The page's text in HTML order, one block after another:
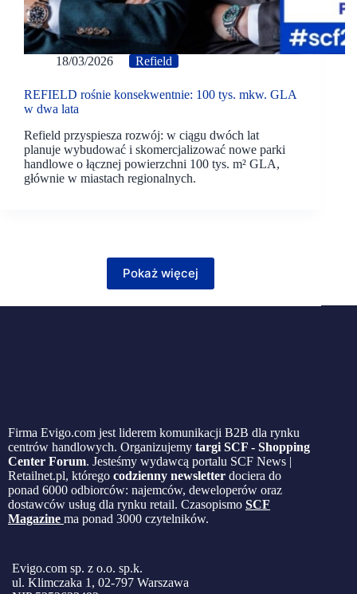
18/03/2026 Refield
REFIELD rośnie konsekwentnie: 100 tys. mkw. GLA
w dwa lata
Refield przyspiesza rozwój: w ciągu dwóch lat
planuje wybudować i skomercjalizować nowe parki
handlowe o łącznej powierzchni 100 tys. m² GLA,
głównie w miastach regionalnych.
Pokaż więcej
Firma Evigo.com jest liderem komunikacji B2B dla rynku
centrów handlowych. Organizujemy targi SCF - Shopping
Center Forum. Jesteśmy wydawcą portalu SCF News |
Retailnet.pl, którego codzienny newsletter dociera do
ponad 6000 odbiorców: najemców, deweloperów oraz
dostawców usług dla rynku retail. Czasopismo SCF
Magazine ma ponad 3000 czytelników.
Evigo.com sp. z o.o. sp.k.
ul. Klimczaka 1, 02-797 Warszawa